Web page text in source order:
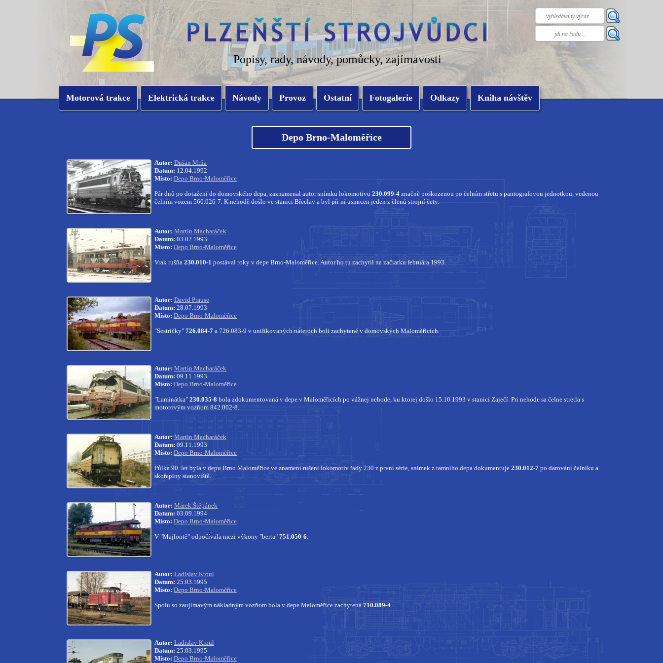
Popisy, rady, návody, pomůcky, zajímavosti
Motorová trakce Elektrická trakce Návody Provoz Ostatní Fotogalerie Odkazy Kniha návštěv
Depo Brno-Maloměřice
Autor: Dušan Mrňa
Datum: 12.04.1992
Místo: Depo Brno-Maloměřice
Pár dnů po dotažení do domovského depa, zaznamenal autor snímku lokomotivu 230.099-4 značně poškozenou po čelním střetu s pantografovou jednotkou, vedenou
čelním vozem 560.026-7. K nehodě došlo ve stanici Břeclav a byl při ní usmrcen jeden z členů strojní čety.
Autor: Martin Macharáček
Datum: 03.02.1993
Místo: Depo Brno-Maloměřice
Vrak rušňa 230.010-1 postával roky v depe Brno-Maloměřice. Autor ho tu zachytil na začiatku februára 1993.
Autor: David Prause
Datum: 28.07.1993
Místo: Depo Brno-Maloměřice
"Sestričky" 726.084-7 a 726.083-9 v unifikovaných náteroch boli zachytené v domovských Maloměřicích.
Autor: Martin Macharáček
Datum: 09.11.1993
Místo: Depo Brno-Maloměřice
"Laminátka" 230.035-8 bola zdokumentovaná v depe v Maloměřicích po vážnej nehode, ku ktorej došlo 15.10.1993 v stanici Zaječí. Pri nehode sa čelne stretla s
motorovým vozňom 842.002-8.
Autor: Martin Macharáček
Datum: 09.11.1993
Místo: Depo Brno-Maloměřice
Půlka 90. let byla v depu Brno Maloměřice ve znamení rušení lokomotiv řady 230 z první série, snímek z tamního depa dokumentuje 230.012-7 po darování čelníku a
skořepiny stanoviště.
Autor: Marek Štěpánek
Datum: 03.09.1994
Místo: Depo Brno-Maloměřice
V "Majlontě" odpočívala mezi výkony "berta" 751.050-6.
Autor: Ladislav Kroul
Datum: 25.03.1995
Místo: Depo Brno-Maloměřice
Spolu so zaujímavým nákladným vozňom bola v depe Maloměřice zachytená 710.089-4.
Autor: Ladislav Kroul
Datum: 25.03.1995
Místo: Depo Brno-Maloměřice